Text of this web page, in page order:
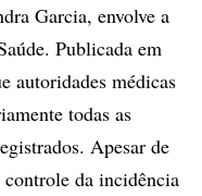
Garcia, envolve a
Publicada em
autoridades médicas
todas as
Apesar de
da incidência